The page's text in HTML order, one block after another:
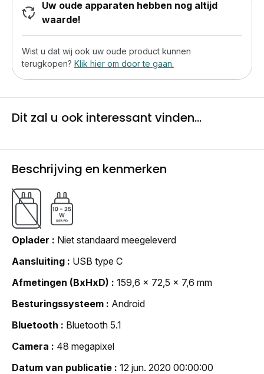
Uw oude apparaten hebben nog altijd
waarde!
Wist u dat wij ook uw oude product kunnen
terugkopen? Klik hier om door te gaan.
Dit zal u ook interessant vinden...
Beschrijving en kenmerken
Oplader
Niet standaard meegeleverd
Aansluiting
USB type C
Afmetingen (BxHxD)
159,6 x 72,5 x 7,6 mm
Besturingssysteem
Android
Bluetooth
Bluetooth 5.1
Camera
48 megapixel
Datum van publicatie
12 jun. 2020 00:00:00